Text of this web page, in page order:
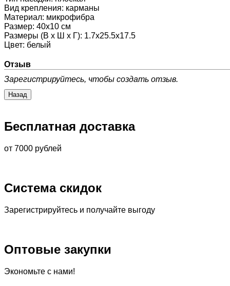
Вид крепления: карманы
Материал: микрофибра
Размер: 40х10 см
Размеры (В х Ш х Г): 1.7x25.5x17.5
Цвет: белый
Отзыв
Зарегистрируйтесь, чтобы создать отзыв.
Бесплатная доставка
от 7000 рублей
Система скидок
Зарегистрируйтесь и получайте выгоду
Оптовые закупки
Экономьте с нами!